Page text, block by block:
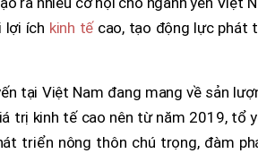
lợi ích kinh tếcao, tạo động lực phát
tại Việt Nam đang mang về sản
trị kinh tế cao nên từ năm 2019, tổ
triển nông thôn chú trọng, đàm